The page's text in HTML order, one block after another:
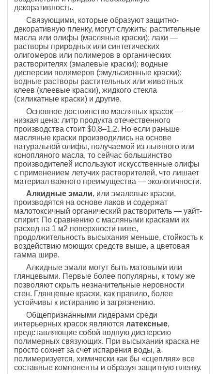
декоративность.
Связующими, которые образуют защитно-
декоративную пленку, могут служить: растительные
масла или олифы (масляные краски); лаки —
растворы природных или синтетических
олигомеров или полимеров в органических
растворителях (эмалевые краски); водные
дисперсии полимеров (эмульсионные краски);
водные растворы растительных или животных
клеев (клеевые краски), жидкого стекла
(силикатные краски) и другие.
Основное достоинство масляных красок —
низкая цена: литр продукта отечественного
производства стоит $0,8–1,2. Но если раньше
масляные краски производились на основе
натуральной олифы, получаемой из льняного или
конопляного масла, то сейчас большинство
производителей используют искусственные олифы
с применением летучих растворителей, что лишает
материал важного преимущества — экологичности.
Алкидные эмали, или эмалевые краски,
производятся на основе лаков и содержат
малотоксичный органический растворитель — уайт-
спирит. По сравнению с масляными красками их
расход на 1 м2 поверхности ниже,
продолжительность высыхания меньше, стойкость к
воздействию моющих средств выше, а цветовая
гамма шире.
Алкидные эмали могут быть матовыми или
глянцевыми. Первые более популярны, к тому же
позволяют скрыть незначительные неровности
стен. Глянцевые краски, как правило, более
устойчивы к истиранию и загрязнению.
Общепризнанными лидерами среди
интерьерных красок являются латексные,
представляющие собой водную дисперсию
полимерных связующих. При высыхании краска не
просто сохнет за счет испарения воды, а
полимеризуется, химически как бы «сцепляя» все
составные компоненты и образуя защитную пленку.